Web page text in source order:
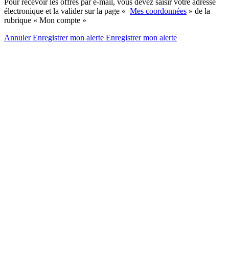
électronique et la valider sur la page « Mes coordonnées » de la
rubrique « Mon compte »
AnnulerEnregistrer mon alerte Enregistrermon alerte